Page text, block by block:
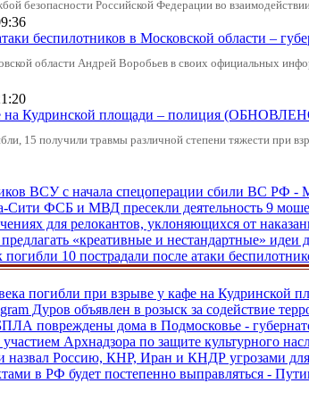
безопасности Российской Федерации во
беспилотников в Московской области –
области Андрей Воробьев в своих официальных
на Кудринской площади – полиция
15 получили травмы различной степени тяжести при
ВСУ с начала спецоперации сбили ВС РФ
Сити ФСБ и МВД пресекли деятельность 9
для релокантов, уклоняющихся от
«креативные и нестандартные» идеи
погибли 10 пострадали после атаки
погибли при взрыве у кафе на
Дуров объявлен в розыск за содействие
повреждены дома в Подмосковье -
Архнадзора по защите культурного
назвал Россию, КНР, Иран и КНДР угрозами
в РФ будет постепенно выправляться -